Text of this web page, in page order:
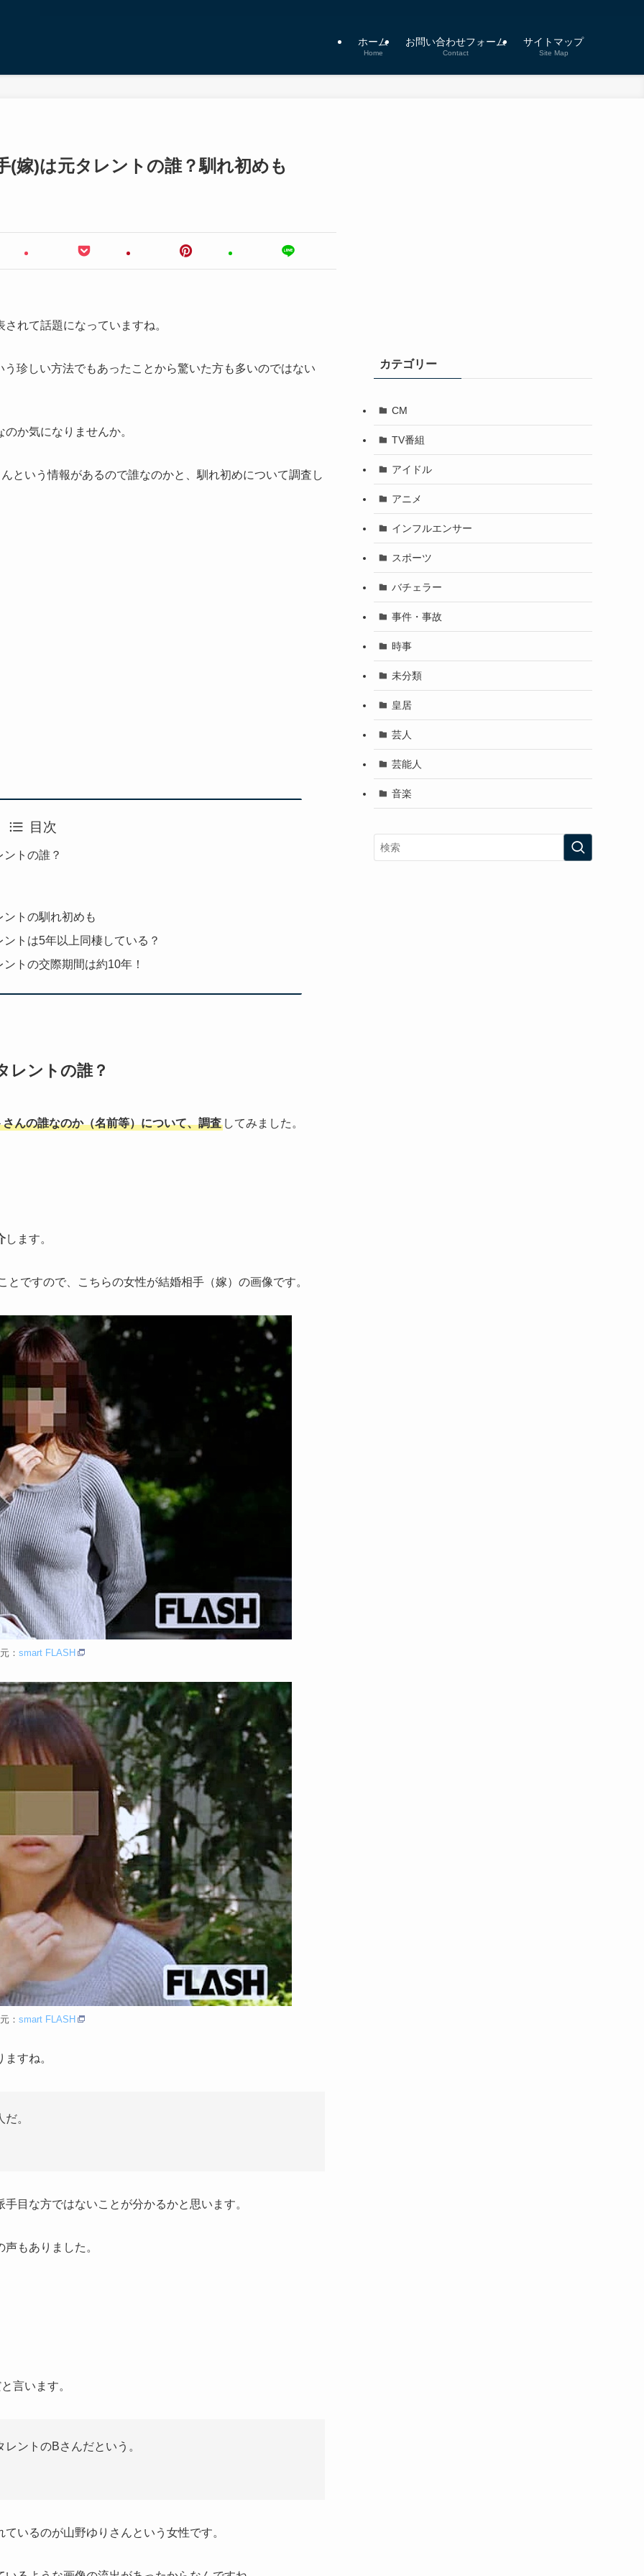
ホーム
Home
お問い合わせフォーム
Contact
サイトマップ
Site Map
(嫁)は元タレントの誰？馴れ初めも
れて話題になっていますね。
珍しい方法でもあったことから驚いた方も多いのではない
か気になりませんか。
という情報があるので誰なのかと、馴れ初めについて調査し
目次
トの誰？
トの馴れ初めも
トは5年以上同棲している？
トの交際期間は約10年！
レントの誰？
んの誰なのか（名前等）について、調査 してみました。
します。
ですので、こちらの女性が結婚相手（嫁）の画像です。
： smart FLASH
： smart FLASH
すね。
。
目な方ではないことが分かるかと思います。
もありました。
言います。
ントのBさんだという。
いるのが山野ゆりさんという女性です。
カテゴリー
CM
TV番組
アイドル
アニメ
インフルエンサー
スポーツ
バチェラー
事件・事故
時事
未分類
皇居
芸人
芸能人
音楽